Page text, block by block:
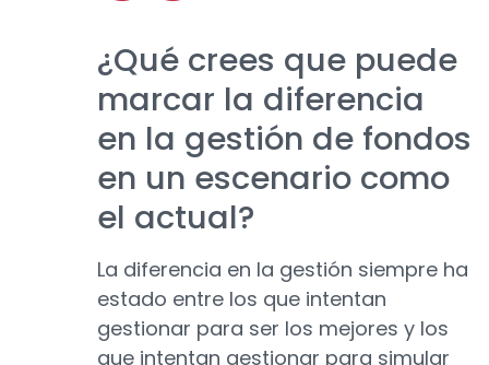
¿Qué crees que puede
marcar la diferencia
en la gestión de fondos
en un escenario como
el actual?
La diferencia en la gestión siempre ha
estado entre los que intentan
gestionar para ser los mejores y los
que intentan gestionar para simular